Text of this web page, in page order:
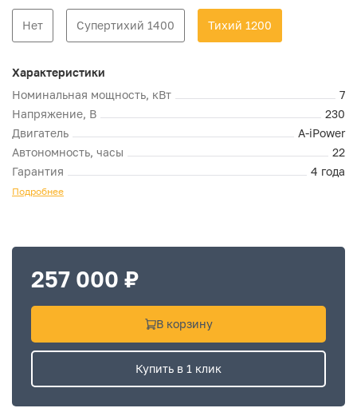
Нет Супертихий 1400 Тихий 1200
Характеристики
Номинальная мощность, кВт
7
Напряжение, В
230
Двигатель
A-iPower
Автономность, часы
22
Гарантия
4 года
Подробнее
257 000 ₽
В корзину
Купить в 1 клик